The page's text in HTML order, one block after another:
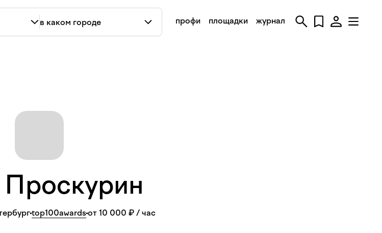
профи площадки журнал
Проскурин
top100awardsот 10 000 ₽/ час